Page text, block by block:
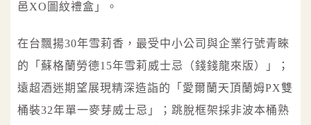
邑XO圖紋禮盒」。
在台飄揚30年雪莉香，最受中小公司與企業行號青睞
的「蘇格蘭勞德15年雪莉威士忌（錢錢龍來版）」；
遠超酒迷期望展現精深造詣的「愛爾蘭天頂蘭姆PX雙
桶裝32年單一麥芽威士忌」；跳脫框架採非波本桶熟